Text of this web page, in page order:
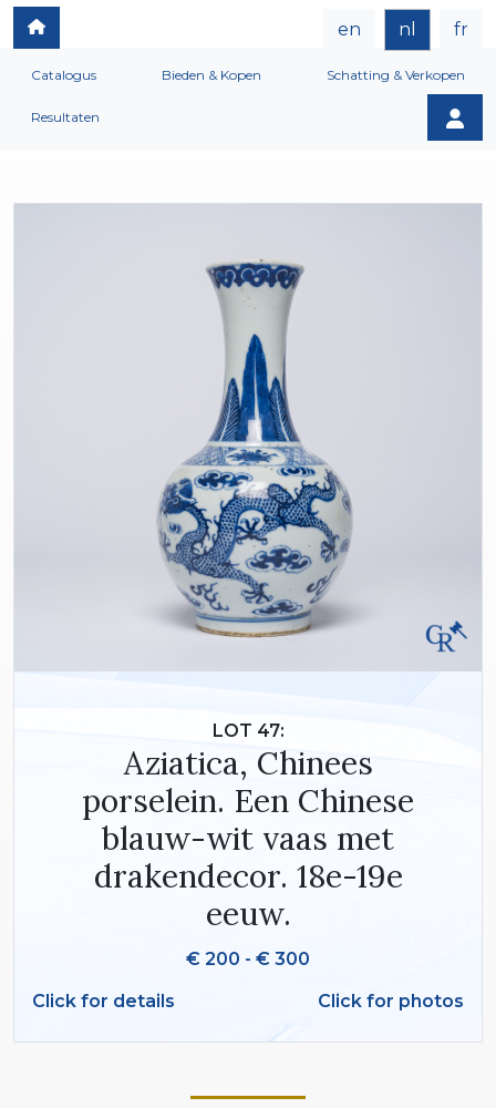
en nl fr
Catalogus Bieden & Kopen Schatting & Verkopen
Resultaten
LOT 47:
Aziatica, Chinees
porselein. Een Chinese
blauw-wit vaas met
drakendecor. 18e-19e
eeuw.
€ 200 - € 300
Click for details
Click for photos